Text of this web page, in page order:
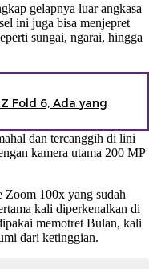
gelapnya luar angkasa
ini juga bisa menjepret
sungai, ngarai, hingga
Fold 6, Ada yang
dan tercanggih di lini
kamera utama 200 MP
Zoom 100x yang sudah
kali diperkenalkan di
memotret Bulan, kali
dari ketinggian.